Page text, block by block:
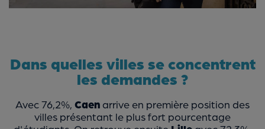
Dans quelles villes se concentrent
les demandes ?
Avec 76,2%, Caen arrive en première position des
villes présentant le plus fort pourcentage